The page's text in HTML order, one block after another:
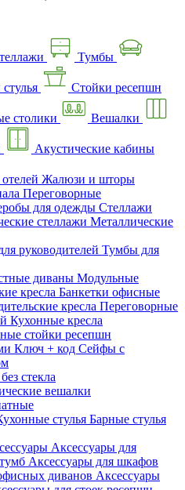
Тумбы
Стойки ресепшн
столики Вешалки
Акустические кабины
Жалюзи и шторы
Переговорные
для одежды Стеллажи
стеллажи Металлические
руководителей Тумбы для
диваны Модульные
кресла Банкетки офисные
кресла Переговорные
Кухонные кресла
стойки ресепшн
Ключ + код Сейфы с
стекла
вешалки
стулья Барные стулья
Аксессуары для
Аксессуары для шкафов
диванов Аксессуары